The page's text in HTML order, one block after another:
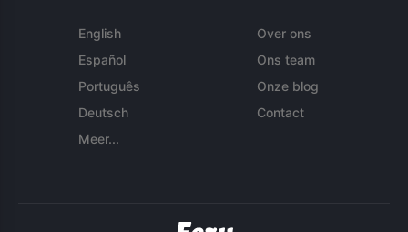
English
Español
Português
Deutsch
Meer...
Over ons
Ons team
Onze blog
Contact